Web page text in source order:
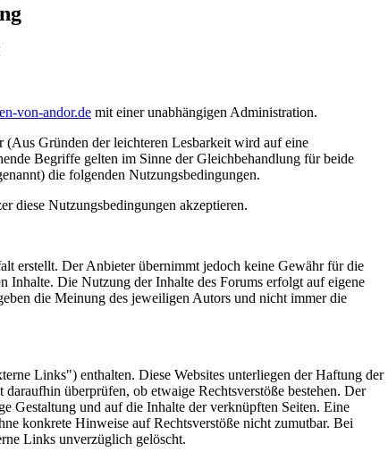
von-andor.de mit einer unabhängigen Administration.
Gründen der leichteren Lesbarkeit wird auf eine
Begriffe gelten im Sinne der Gleichbehandlung für beide
die folgenden Nutzungsbedingungen.
diese Nutzungsbedingungen akzeptieren.
erstellt. Der Anbieter übernimmt jedoch keine Gewähr für die
Die Nutzung der Inhalte des Forums erfolgt auf eigene
die Meinung des jeweiligen Autors und nicht immer die
Links") enthalten. Diese Websites unterliegen der Haftung der
überprüfen, ob etwaige Rechtsverstöße bestehen. Der
Gestaltung und auf die Inhalte der verknüpften Seiten. Eine
konkrete Hinweise auf Rechtsverstöße nicht zumutbar. Bei
Links unverzüglich gelöscht.